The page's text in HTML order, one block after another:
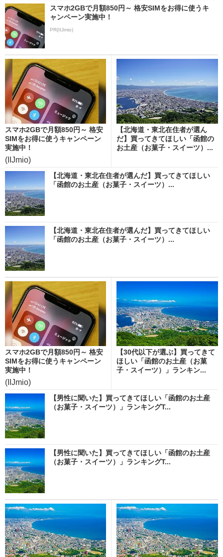
スマホ2GBで月額850円～ 格安SIMをお得に使うキ
ャンペーン実施中！
PR(IIJmio)
スマホ2GBで月額850円～ 格安
SIMをお得に使うキャンペーン
実施中！
(IIJmio)
【北海道・東北在住者が選ん
だ】買ってきてほしい「函館の
お土産（お菓子・スイーツ）...
【北海道・東北在住者が選んだ】買ってきてほしい
「函館のお土産（お菓子・スイーツ）...
【北海道・東北在住者が選んだ】買ってきてほしい
「函館のお土産（お菓子・スイーツ）...
スマホ2GBで月額850円～ 格安
SIMをお得に使うキャンペーン
実施中！
(IIJmio)
【30代以下が選ぶ】買ってきて
ほしい「函館のお土産（お菓
子・スイーツ）」ランキン...
【男性に聞いた】買ってきてほしい「函館のお土産
（お菓子・スイーツ）」ランキングT...
【男性に聞いた】買ってきてほしい「函館のお土産
（お菓子・スイーツ）」ランキングT...